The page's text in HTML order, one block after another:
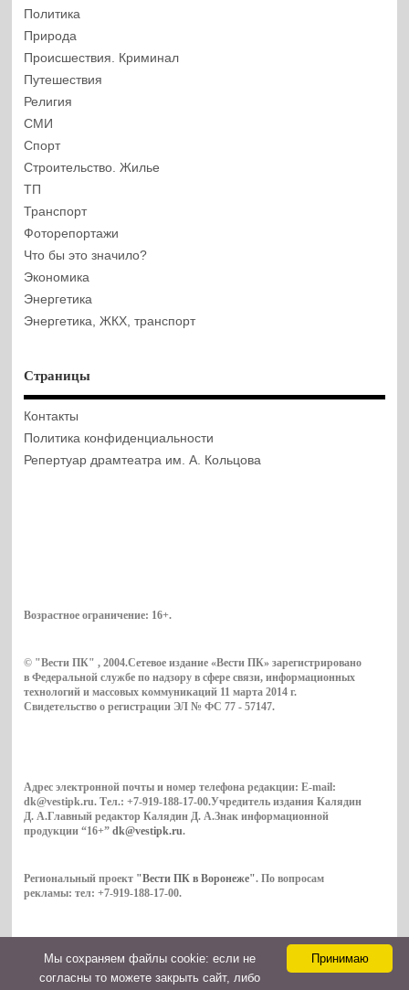
Политика
Природа
Происшествия. Криминал
Путешествия
Религия
СМИ
Спорт
Строительство. Жилье
ТП
Транспорт
Фоторепортажи
Что бы это значило?
Экономика
Энергетика
Энергетика, ЖКХ, транспорт
Страницы
Контакты
Политика конфиденциальности
Репертуар драмтеатра им. А. Кольцова
Возрастное ограничение: 16+.
© "Вести ПК" , 2004.Сетевое издание «Вести ПК» зарегистрировано
в Федеральной службе по надзору в сфере связи, информационных
технологий и массовых коммуникаций 11 марта 2014 г.
Свидетельство о регистрации ЭЛ № ФС 77 - 57147.
Адрес электронной почты и номер телефона редакции: E-mail:
dk@vestipk.ru. Тел.: +7-919-188-17-00.Учредитель издания Калядин
Д. А.Главный редактор Калядин Д. А.Знак информационной
продукции “16+”dk@vestipk.ru.
Региональный проект "Вести ПК в Воронеже". По вопросам
рекламы: тел: +7-919-188-17-00.
Copyright © 2026. ВестиПК в Воронеже
Контакты
Принимаю
Мы cохраняем файлы cookie: если не
согласны то можете закрыть сайт, либо